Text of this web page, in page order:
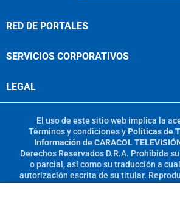
RED DE PORTALES
SERVICIOS CORPORATIVOS
LEGAL
El uso de este sitio web implica la
Términos y condicionesy Políticas de
Información de CARACOL
Derechos Reservados D.R.A. Prohibida
o parcial, así como su traducción a
autorización escrita de su titular.